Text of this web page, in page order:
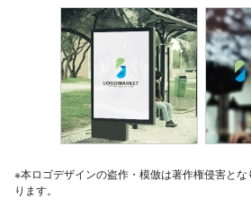
※本ロゴデザインの盗作・模倣は著作権侵害と
ります。